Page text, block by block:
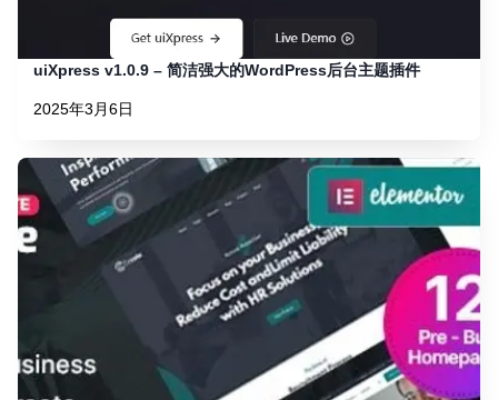
uiXpress v1.0.9 – 简洁强大的WordPress后台主题插件
2025年3月6日